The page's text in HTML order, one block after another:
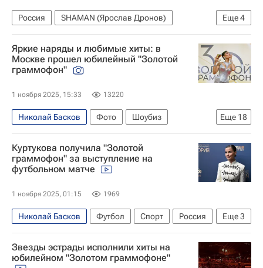
Еще4
Россия
SHAMAN (Ярослав Дронов)
Полина Гагарина
Олег Газманов
ВЦИОМ
Культура
Яркие наряды и любимые хиты: в
Москве прошел юбилейный "Золотой
граммофон"
1 ноября 2025, 15:33 13220
Еще 18
Николай Басков Фото
Шоубиз
Культура-Важное
Новости культуры
звезды
Премия "Золотой Граммофон"
юбилей
Музыка
Русское радио (радиостанция)
Золото
Филипп Киркоров
Валдис Пельш
Россия
Дима Билан (Виктор Белан)
Дмитрий Маликов
Александр Панайотов
Лариса Долина
Алсу (Алсу Абрамова)
Куртукова получила "Золотой
граммофон" за выступление на
футбольном матче
1 ноября 2025, 01:15 1969
Еще3
Николай Басков Футбол Спорт
Россия
Москва
Санкт-Петербург ВТБ Арена
Звезды эстрады исполнили хиты на
юбилейном "Золотом граммофоне"